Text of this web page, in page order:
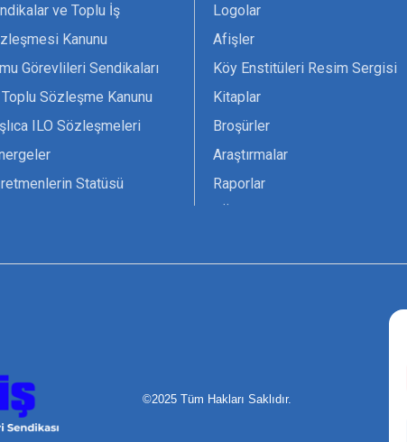
ve Toplu İş
Kanunu
Görevlileri Sendikaları
Sözleşme Kanunu
ILO Sözleşmeleri
Statüsü
Formları
Logolar
Afişler
Köy Enstitüleri Resim Sergisi
Kitaplar
Broşürler
Araştırmalar
Raporlar
Pankartlar
©2025 Tüm Hakları Saklıdır.